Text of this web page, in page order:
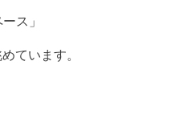
ス」
ています。